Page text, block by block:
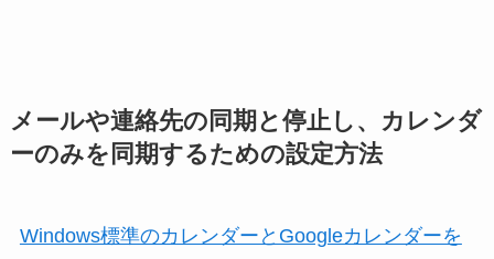
メールや連絡先の同期と停止し、カレンダ
ーのみを同期するための設定方法
Windows標準のカレンダーとGoogleカレンダーを